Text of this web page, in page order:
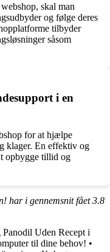
skal man
og følge deres
tilbyder
såsom
i en
for at hjælpe
klager. En effektiv og
opbygge tillid og
har i gennemsnit fået3.8
Uden Recept i
til dine behov! •